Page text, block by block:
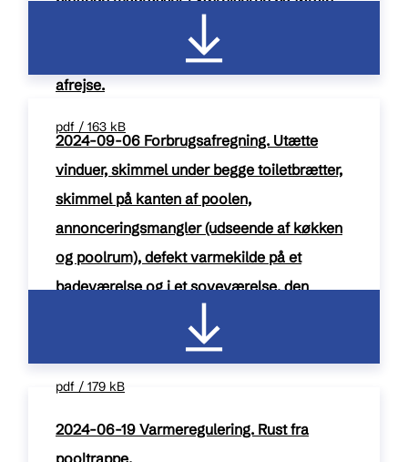
levende kakerlak i sofaen, m.m. Førtidig
afrejse.
pdf / 163 kB
2024-09-06 Forbrugsafregning. Utætte
vinduer, skimmel under begge toiletbrætter,
skimmel på kanten af poolen,
annonceringsmangler (udseende af køkken
og poolrum), defekt varmekilde på et
badeværelse og i et soveværelse, den
pdf / 179 kB
2024-06-19 Varmeregulering. Rust fra